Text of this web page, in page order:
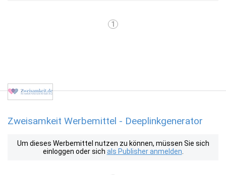
1
Zweisamkeit Werbemittel - Deeplinkgenerator
Um dieses Werbemittel nutzen zu können, müssen Sie sich
einloggen oder sich als Publisher anmelden